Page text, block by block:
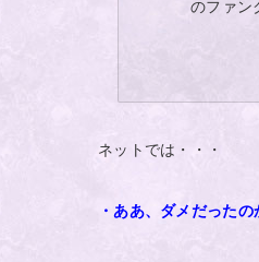
のファン
ネットでは・・・
・ああ、ダメだった